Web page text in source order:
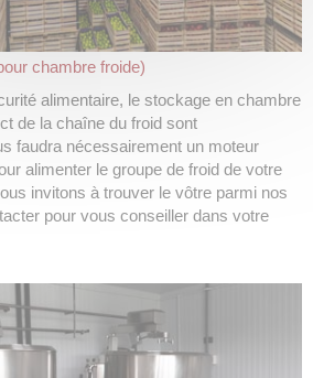
chambre froide)
alimentaire, le stockage en chambre
de la chaîne du froid sont
faudra nécessairement un moteur
alimenter le groupe de froid de votre
invitons à trouver le vôtre parmi nos
pour vous conseiller dans votre